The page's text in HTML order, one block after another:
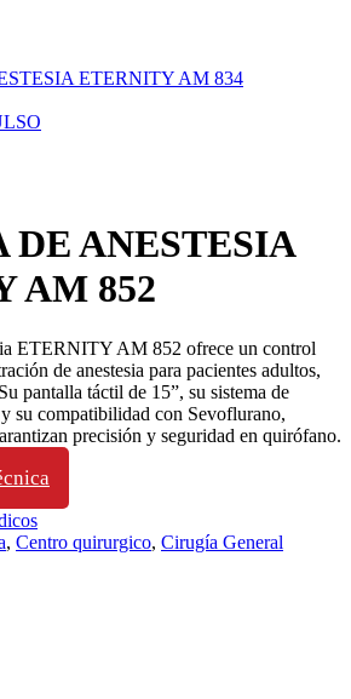
ANESTESIA
AM 852
ETERNITY AM 852 ofrece un control
de anestesia para pacientes adultos,
pantalla táctil de 15”, su sistema de
su compatibilidad con Sevoflurano,
precisión y seguridad en quirófano.
, Centro quirurgico, Cirugía General